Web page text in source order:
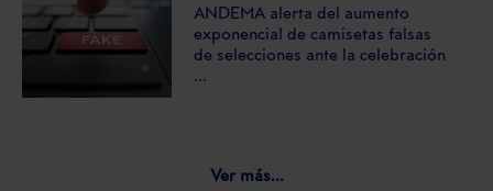
ANDEMA alerta del aumento
exponencial de camisetas falsas
de selecciones ante la celebración
...
Ver más...